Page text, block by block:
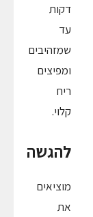
דקות
עד
שמזהיבים
ומפיצים
ריח
קלוי.
להגשה
מוציאים
את